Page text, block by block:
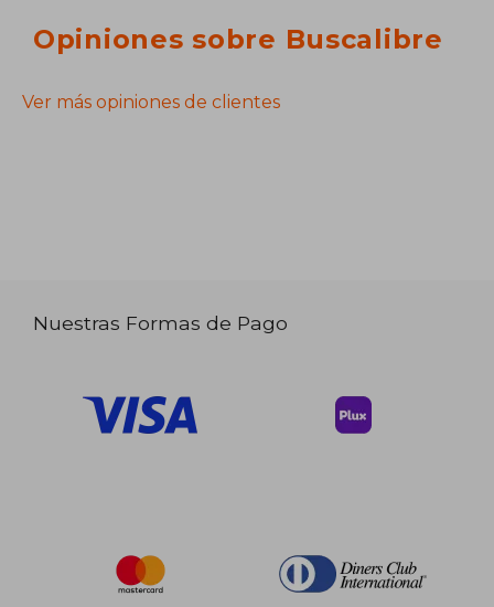
Opiniones sobre Buscalibre
Ver más opiniones de clientes
Nuestras Formas de Pago